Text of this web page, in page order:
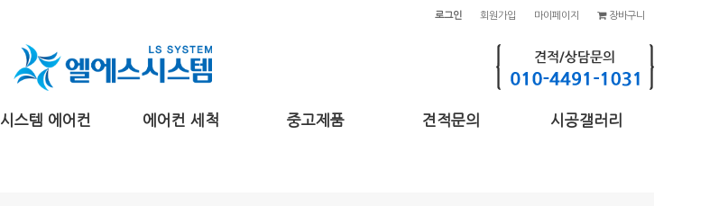
장바구니
마이페이지
회원가입
로그인
시스템 에어컨 에어컨 세척 중고제품 견적문의 시공갤러리